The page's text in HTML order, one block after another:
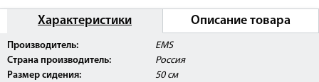
Характеристики Описание товара
Производитель:
EMS
Страна производитель:
Россия
Размер сидения:
50 см